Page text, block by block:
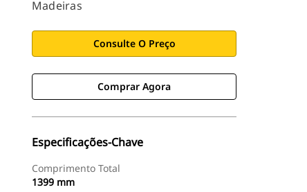
Madeiras
Consulte O Preço
Comprar Agora
Especificações-Chave
Comprimento Total
1399 mm